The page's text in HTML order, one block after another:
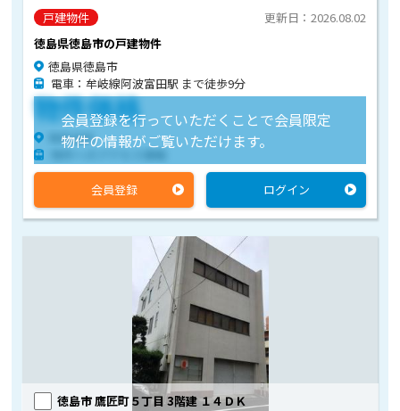
戸建物件
徳島県徳島市の戸建物件
更新日：2026.08.02
徳島県徳島市
電車：牟岐線阿波富田駅 まで徒歩9分
会員登録を行っていただくことで会員限定
物件の情報がご覧いただけます。
物件価格
物件住所
物件へのアクセス情報
会員登録 ログイン
徳島市 鷹匠町５丁目 3階建 １４ＤＫ